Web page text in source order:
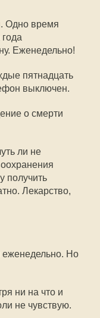
Одно время
Еженедельно!
пятнадцать
выключен.
о смерти
ли не
получить
Лекарство,
еженедельно. Но
ни на что и
не чувствую.